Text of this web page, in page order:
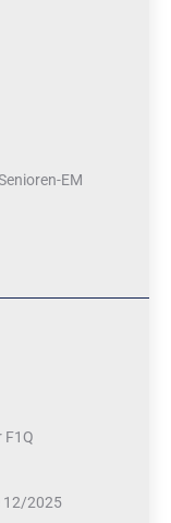
EM
F1Q
12/2025